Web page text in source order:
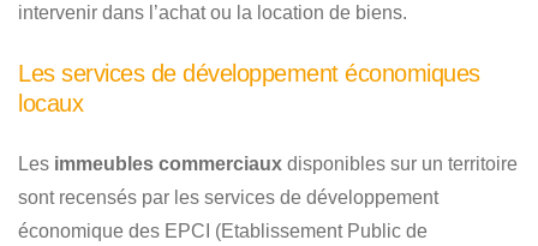
intervenir dans l’achat ou la location de biens.
Les services de développement économiques
locaux
Les immeubles commerciaux disponibles sur un territoire
sont recensés par les services de développement
économique des EPCI (Etablissement Public de